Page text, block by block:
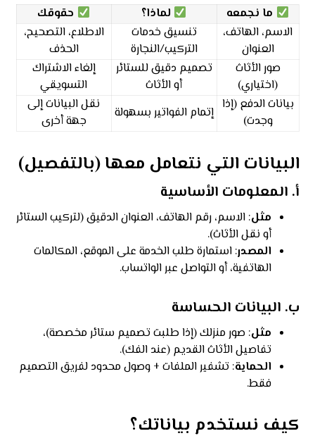
ما نجمعه لماذا؟
حقوقك
الاسم، الهاتف،
العنوان
تنسيق خدمات
التركيب/النجارة
الاطلاع، التصحيح،
الحذف
صور الأثاث
(اختياري)
تصميم دقيق للستائر
أو الأثاث
إلغاء الاشتراك
التسويقي
بيانات الدفع (إذا
وجدت)
إتمام الفواتير بسهولة
نقل البيانات إلى
جهة أخرى
البيانات التي نتعامل معها (بالتفصيل)
أ. المعلومات الأساسية
مثل: الاسم، رقم الهاتف، العنوان الدقيق (لتركيب الستائر
أو نقل الأثاث).
المصدر: استمارة طلب الخدمة على الموقع، المكالمات
الهاتفية، أو التواصل عبر الواتساب.
ب. البيانات الحساسة
مثل: صور منزلك (إذا طلبت تصميم ستائر مخصصة)،
تفاصيل الأثاث القديم (عند الفك).
الحماية: تشفير الملفات + وصول محدود لفريق التصميم
فقط.
كيف نستخدم بياناتك؟